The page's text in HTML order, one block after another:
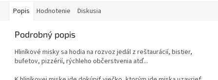
Popis Hodnotenie Diskusia
Podrobný popis
Hliníkové misky sa hodia na rozvoz jedál z reštaurácií, bistier,
bufetov, pizzérií, rýchleho občerstvenia atď...